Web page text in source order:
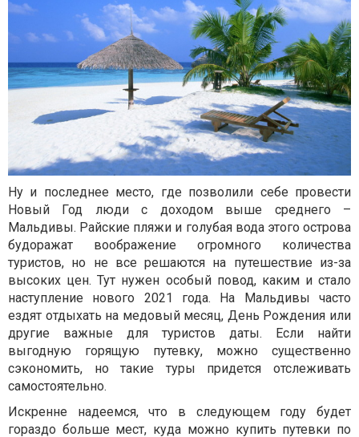
Ну и последнее место, где позволили себе провести
Новый Год люди с доходом выше среднего –
Мальдивы. Райские пляжи и голубая вода этого острова
будоражат воображение огромного количества
туристов, но не все решаются на путешествие из-за
высоких цен. Тут нужен особый повод, каким и стало
наступление нового 2021 года. На Мальдивы часто
ездят отдыхать на медовый месяц, День Рождения или
другие важные для туристов даты. Если найти
выгодную горящую путевку, можно существенно
сэкономить, но такие туры придется отслеживать
самостоятельно.
Искренне надеемся, что в следующем году будет
гораздо больше мест, куда можно купить путевки по